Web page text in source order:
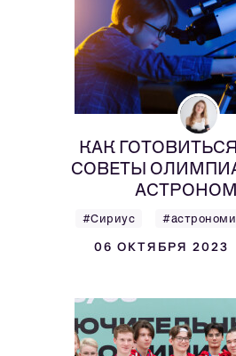
КАК
СОВЕТЫ
#Сириус
06 ОКТЯБРЯ 2023